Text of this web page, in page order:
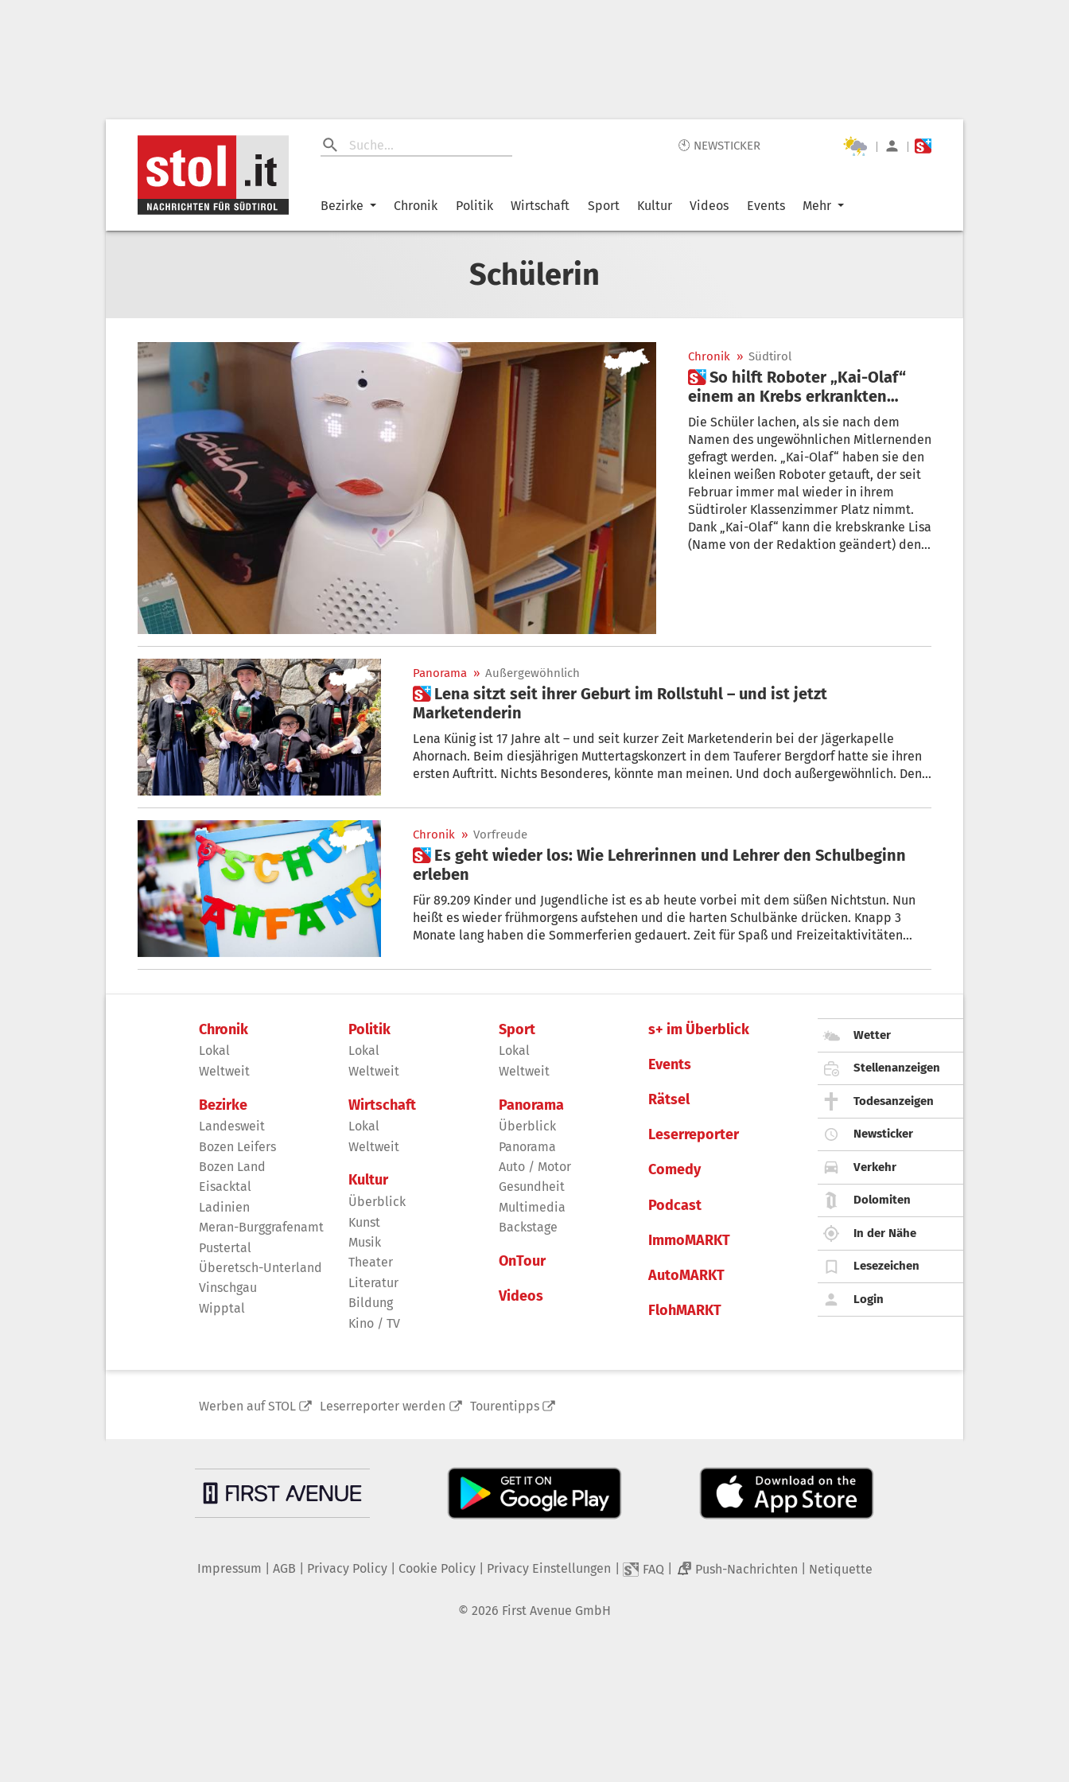
🕙 NEWSTICKER | |
Bezirke Chronik Politik Wirtschaft Sport Kultur Videos Events Mehr
Schülerin
Chronik » Südtirol
 So hilft Roboter „Kai-Olaf“
einem an Krebs erkrankten
Mädchen
Die Schüler lachen, als sie nach dem
Namen des ungewöhnlichen Mitlernenden
gefragt werden. „Kai-Olaf“ haben sie den
kleinen weißen Roboter getauft, der seit
Februar immer mal wieder in ihrem
Südtiroler Klassenzimmer Platz nimmt.
Dank „Kai-Olaf“ kann die krebskranke Lisa
(Name von der Redaktion geändert) den
Panorama » Außergewöhnlich
 Lena sitzt seit ihrer Geburt im Rollstuhl – und ist jetzt
Marketenderin
Lena Künig ist 17 Jahre alt – und seit kurzer Zeit Marketenderin bei der Jägerkapelle
Ahornach. Beim diesjährigen Muttertagskonzert in dem Tauferer Bergdorf hatte sie ihren
ersten Auftritt. Nichts Besonderes, könnte man meinen. Und doch außergewöhnlich. Denn
Chronik » Vorfreude
 Es geht wieder los: Wie Lehrerinnen und Lehrer den Schulbeginn
erleben
Für 89.209 Kinder und Jugendliche ist es ab heute vorbei mit dem süßen Nichtstun. Nun
heißt es wieder frühmorgens aufstehen und die harten Schulbänke drücken. Knapp 3
Monate lang haben die Sommerferien gedauert. Zeit für Spaß und Freizeitaktivitäten
nicht nur für die Schülerinnen und Schüler geht es wieder los: Auch für die Lehrerinnen
Mit welchen Gedanken, Sorgen, Hoffnungen und Wünschen gehen sie in das neue
Schuljahr? „StolPlus“ hat bei Lehrkräften verschiedener Schulstufen nachgefragt. Alle von
ihnen befanden sich mitten in den letzten Vorbereitungen. Sie freuen sich auf die Arbeit
mit den Schülerinnen und Schülern und das Wiedersehen mit ihnen. Mit Motivation und
Chronik
Lokal
Weltweit
Bezirke
Landesweit
Bozen Leifers
Bozen Land
Eisacktal
Ladinien
Meran-Burggrafenamt
Pustertal
Überetsch-Unterland
Vinschgau
Wipptal
Politik
Lokal
Weltweit
Wirtschaft
Lokal
Weltweit
Kultur
Überblick
Kunst
Musik
Theater
Literatur
Bildung
Kino / TV
Sport
Lokal
Weltweit
Panorama
Überblick
Panorama
Auto / Motor
Gesundheit
Multimedia
Backstage
OnTour
Videos
s+ im Überblick
Events
Rätsel
Leserreporter
Comedy
Podcast
ImmoMARKT
AutoMARKT
FlohMARKT
Wetter
Stellenanzeigen
Todesanzeigen
Newsticker
Verkehr
Dolomiten
In der Nähe
Lesezeichen
Login
Werben auf STOL Leserreporter werden Tourentipps
Impressum AGB Privacy Policy| Cookie Policy| Privacy Einstellungen FAQ 2 Push-Nachrichten Netiquette
© 2026 First Avenue GmbH